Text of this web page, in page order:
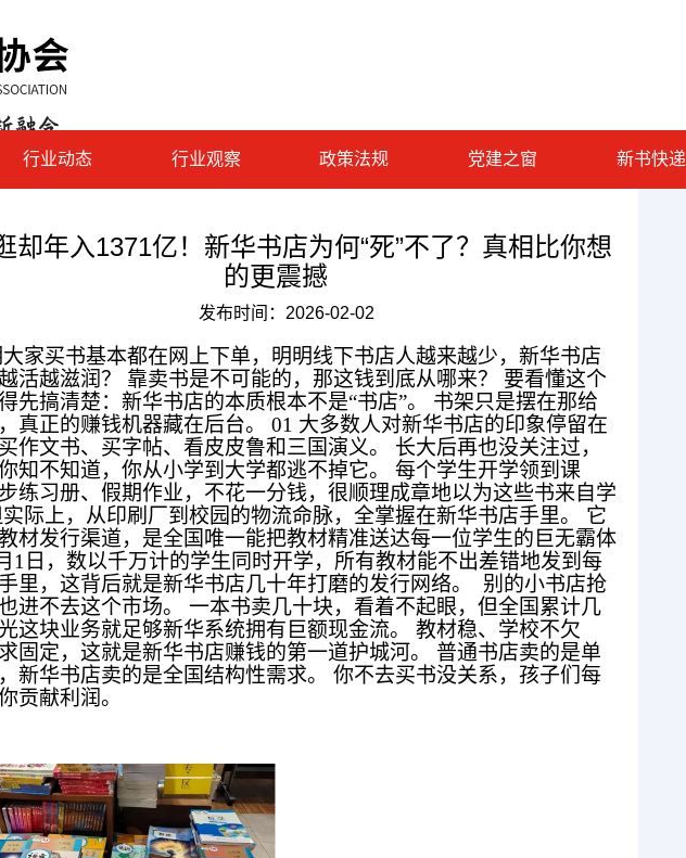
行业动态 行业观察 政策法规 党建之窗 新书快递
却年入1371亿！新华书店为何“死”不了？真相比你想
的更震撼
发布时间： 2026-02-02
家买书基本都在网上下单，明明线下书店人越来越少，新华书店
活越滋润？ 靠卖书是不可能的，那这钱到底从哪来？ 要看懂这个
先搞清楚：新华书店的本质根本不是“书店”。 书架只是摆在那给
真正的赚钱机器藏在后台。 01 大多数人对新华书店的印象停留在
作文书、买字帖、看皮皮鲁和三国演义。 长大后再也没关注过，
知不知道，你从小学到大学都逃不掉它。 每个学生开学领到课
练习册、假期作业，不花一分钱，很顺理成章地以为这些书来自学
际上，从印刷厂到校园的物流命脉，全掌握在新华书店手里。 它
材发行渠道，是全国唯一能把教材精准送达每一位学生的巨无霸体
1日，数以千万计的学生同时开学，所有教材能不出差错地发到每
里，这背后就是新华书店几十年打磨的发行网络。 别的小书店抢
进不去这个市场。 一本书卖几十块，看着不起眼，但全国累计几
这块业务就足够新华系统拥有巨额现金流。 教材稳、学校不欠
固定，这就是新华书店赚钱的第一道护城河。 普通书店卖的是单
新华书店卖的是全国结构性需求。 你不去买书没关系，孩子们每
贡献利润。